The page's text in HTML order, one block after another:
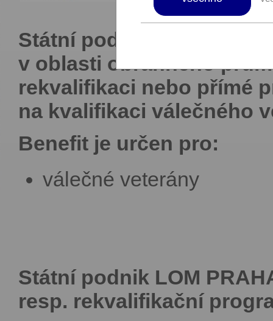
Státní podniky MO si
v oblasti obranného
rekvalifikaci nebo přímé
na kvalifikaci válečného
Benefit je určen pro:
válečné veterány
Státní podnik LOM
resp. rekvalifikační